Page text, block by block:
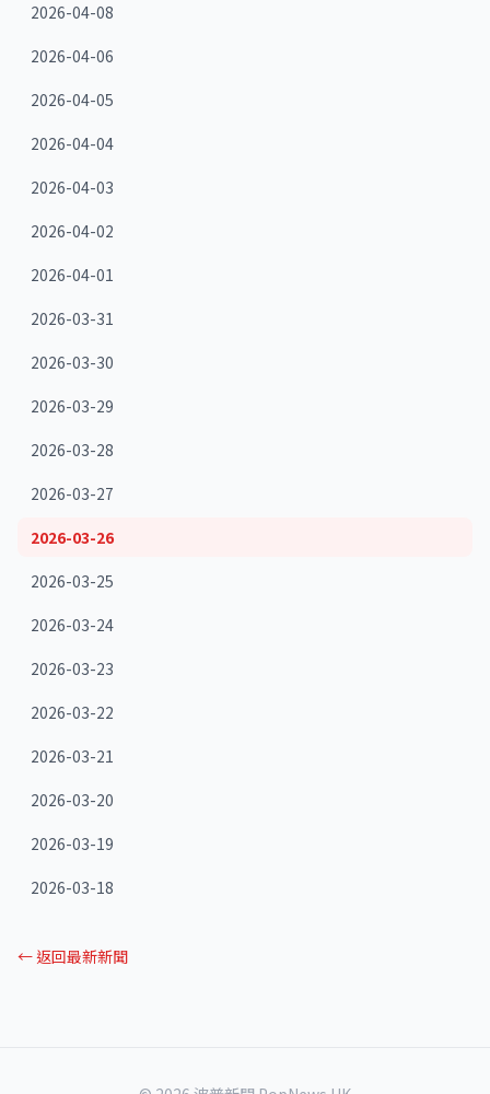
2026-04-08
2026-04-06
2026-04-05
2026-04-04
2026-04-03
2026-04-02
2026-04-01
2026-03-31
2026-03-30
2026-03-29
2026-03-28
2026-03-27
2026-03-26
2026-03-25
2026-03-24
2026-03-23
2026-03-22
2026-03-21
2026-03-20
2026-03-19
2026-03-18
← 返回最新新聞